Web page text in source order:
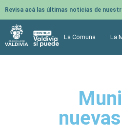
Revisa acá las últimas noticias de
La Comuna La